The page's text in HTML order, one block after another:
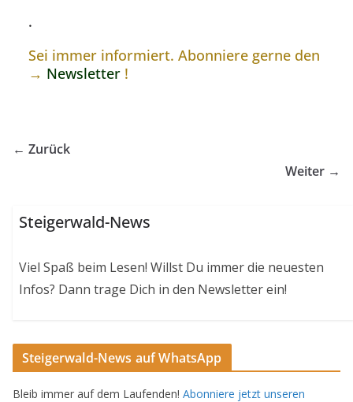
.
Sei immer informiert. Abonniere gerne den
→ Newsletter !
← Zurück
Weiter →
Steigerwald-News
Viel Spaß beim Lesen! Willst Du immer die neuesten
Infos? Dann trage Dich in den Newsletter ein!
Steigerwald-News auf WhatsApp
Bleib immer auf dem Laufenden! Abonniere jetzt unseren